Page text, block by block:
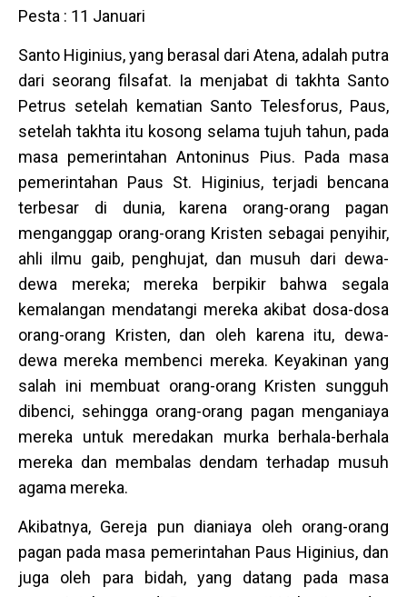
Pesta : 11 Januari
Santo Higinius, yang berasal dari Atena, adalah putra
dari seorang filsafat. Ia menjabat di takhta Santo
Petrus setelah kematian Santo Telesforus, Paus,
setelah takhta itu kosong selama tujuh tahun, pada
masa pemerintahan Antoninus Pius. Pada masa
pemerintahan Paus St. Higinius, terjadi bencana
terbesar di dunia, karena orang-orang pagan
menganggap orang-orang Kristen sebagai penyihir,
ahli ilmu gaib, penghujat, dan musuh dari dewa-
dewa mereka; mereka berpikir bahwa segala
kemalangan mendatangi mereka akibat dosa-dosa
orang-orang Kristen, dan oleh karena itu, dewa-
dewa mereka membenci mereka. Keyakinan yang
salah ini membuat orang-orang Kristen sungguh
dibenci, sehingga orang-orang pagan menganiaya
mereka untuk meredakan murka berhala-berhala
mereka dan membalas dendam terhadap musuh
agama mereka.
Akibatnya, Gereja pun dianiaya oleh orang-orang
pagan pada masa pemerintahan Paus Higinius, dan
juga oleh para bidah, yang datang pada masa